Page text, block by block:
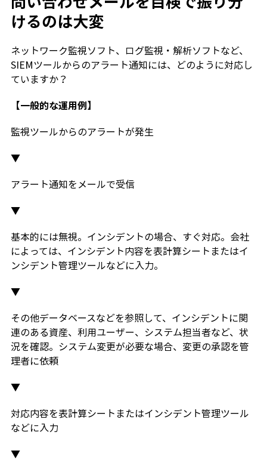
けるのは大変
ネットワーク監視ソフト、ログ監視・解析ソフトなど、
SIEMツールからのアラート通知には、どのように対応し
ていますか？
【一般的な運用例】
監視ツールからのアラートが発生
▼
アラート通知をメールで受信
▼
基本的には無視。インシデントの場合、すぐ対応。会社
によっては、インシデント内容を表計算シートまたはイ
ンシデント管理ツールなどに入力。
▼
その他データベースなどを参照して、インシデントに関
連のある資産、利用ユーザー、システム担当者など、状
況を確認。システム変更が必要な場合、変更の承認を管
理者に依頼
▼
対応内容を表計算シートまたはインシデント管理ツール
などに入力
▼